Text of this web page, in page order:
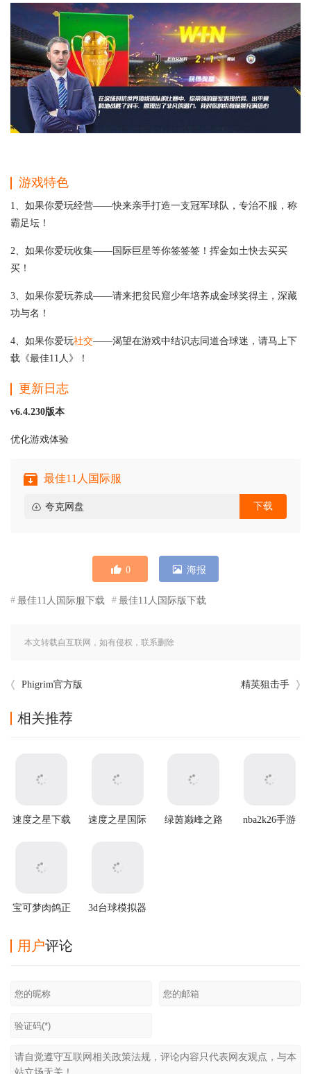
游戏特色
1、如果你爱玩经营——快来亲手打造一支冠军球队，专治不服，称
霸足坛！
2、如果你爱玩收集——国际巨星等你签签签！挥金如土快去买买
买！
3、如果你爱玩养成——请来把贫民窟少年培养成金球奖得主，深藏
功与名！
4、如果你爱玩社交——渴望在游戏中结识志同道合球迷，请马上下
载《最佳11人》！
更新日志
v6.4.230版本
优化游戏体验
最佳11人国际服
夸克网盘 下载
0 海报
最佳11人国际服下载 最佳11人国际版下载
本文转载自互联网，如有侵权，联系删除
Phigrim官方版 精英狙击手
相关推荐
速度之星下载
速度之星国际
绿茵巅峰之路
nba2k26手游
宝可梦肉鸽正
3d台球模拟器
用户评论